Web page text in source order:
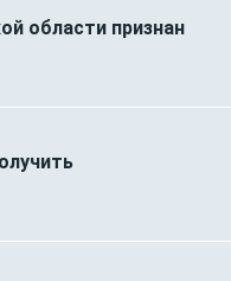
области признан